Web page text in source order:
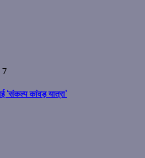
7
‘संकल्प कांवड़ यात्रा’